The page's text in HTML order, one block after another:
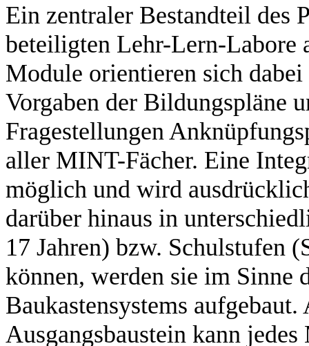
Ein zentraler Bestandteil des
beteiligten Lehr-Lern-Labore
Module orientieren sich
Vorgaben der Bildungspläne
Fragestellungen
aller MINT-Fächer. Eine
möglich und wird
darüber hinaus in
17 Jahren) bzw. Schulstufen
können, werden sie im Sinne
Baukastensystems
Ausgangsbaustein kann